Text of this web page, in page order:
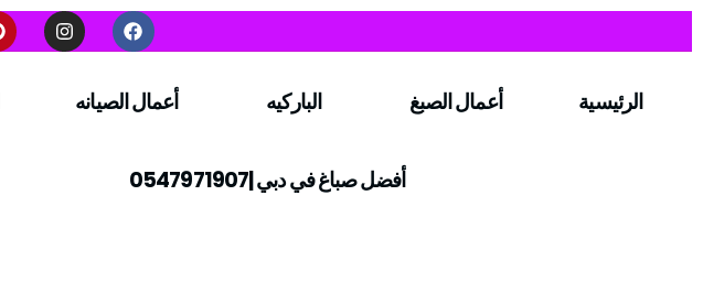
الرئيسية أعمال الصبغ الباركيه أعمال الصيانه
أفضل صباغ في دبي |0547971907